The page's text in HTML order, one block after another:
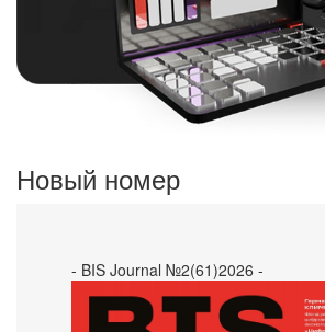
Новый номер
- BIS Journal №2(61)2026 -